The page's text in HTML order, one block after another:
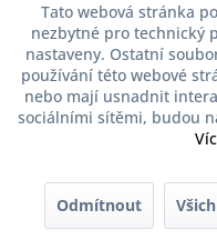
Tato webová stránka
nezbytné pro technický
nastaveny. Ostatní
používání této webové
nebo mají usnadnit
sociálními sítěmi, budou
Odmítnout